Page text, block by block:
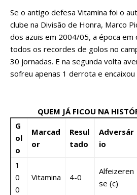
Se o antigo defesa Vitamina foi o
clube na Divisão de Honra, Marco
dos azuis em 2004/05, a época em
todos os recordes de golos no
30 jornadas. E na segunda volta
sofreu apenas 1 derrota e
QUEM JÁ FICOU NA
G
ol
o
Marcad
or
Resul
tado
Adversár
io
1
0
0
Vitamina 4-0
Alfeizeren
se (c)